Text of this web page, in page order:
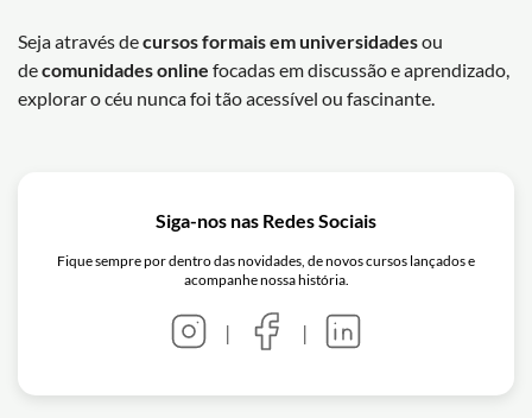
Seja através decursos formais em universidadesou
decomunidades online focadas em discussão e aprendizado,
explorar o céu nunca foi tão acessível ou fascinante.
Siga-nos nas Redes Sociais
Fique sempre por dentro das novidades, de novos cursos lançados e
acompanhe nossa história.
| |